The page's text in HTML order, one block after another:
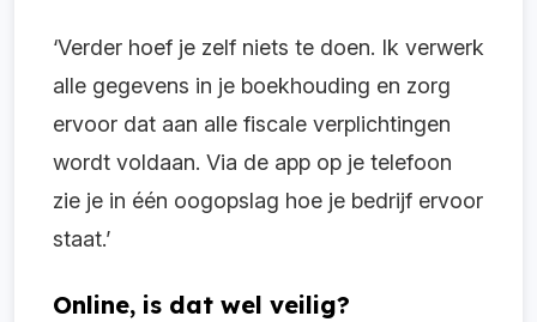
‘Verder hoef je zelf niets te doen. Ik verwerk
alle gegevens in je boekhouding en zorg
ervoor dat aan alle fiscale verplichtingen
wordt voldaan. Via de app op je telefoon
zie je in één oogopslag hoe je bedrijf ervoor
staat.’
Online, is dat wel veilig?